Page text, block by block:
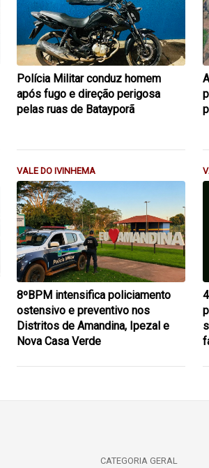
Polícia Militar conduz homem
após fugo e direção perigosa
pelas ruas de Batayporã
VALE DO IVINHEMA
8ºBPM intensifica policiamento
ostensivo e preventivo nos
Distritos de Amandina, Ipezal e
Nova Casa Verde
CATEGORIA GERAL